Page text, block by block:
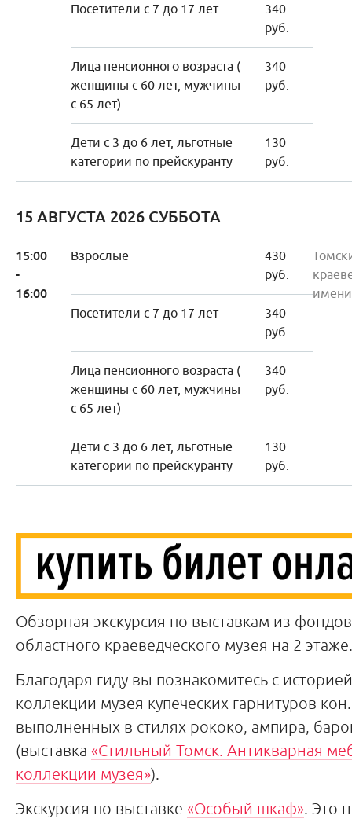
Посетители с 7 до 17 лет
340
руб.
Лица пенсионного возраста (
женщины с 60 лет, мужчины
с 65 лет)
340
руб.
Дети с 3 до 6 лет, льготные
категории по прейскуранту
130
руб.
15 АВГУСТА 2026 СУББОТА
15:00
-
16:00
Взрослые
430
руб.
Посетители с 7 до 17 лет
340
руб.
Лица пенсионного возраста (
женщины с 60 лет, мужчины
с 65 лет)
340
руб.
Дети с 3 до 6 лет, льготные
категории по прейскуранту
130
руб.
Обзорная экскурсия по выставкам из
областного краеведческого музея на 2 этаже.
Благодаря гиду вы познакомитесь с
коллекции музея купеческих гарнитуров
выполненных в стилях рококо, ампира,
(выставка «Стильный Томск. Антикварная
коллекции музея»).
Экскурсия по выставке «Особый шкаф». Это